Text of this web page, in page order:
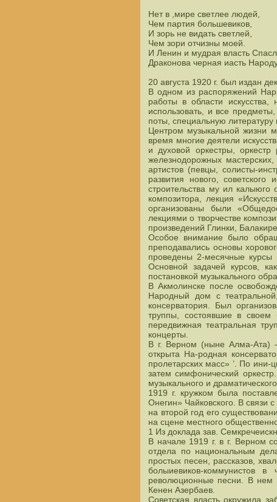
Нет в ,мире светлее людей,
Чем партия большевиков,
И зорь не видать светлей,
Чем зори отчизны моей.
И Ленин и мудрая власть
Драконова черная иасть
20 августа 1920 г. был издан
В одном из распоряжений
работы в области
использовать, и все
поты, специальную литературу
Центром музыкальной жизни
время многие деятели
и духовой оркестры,
железнодорожных
артистов (певцы, солисты-
развития нового,
строительства му ил
композитора, лекция
организованы были
лекциями о творчестве
произведений Глинки,
Особое внимание было
преподавались основы
проведены 2-месячные курсы
Основной задачей курсов,
постановкой музыкального
В Акмолинске после
Народный дом с
консерватория. Был
труппы, состоявшие в своем
передвижная театральная
концерты.
В г. Верном (ныне Алма-Ата)
открыта На-родная
пролетарских масс» ’. По ини-
затем симфонический
музыкального и
1919 г. кружком была
Онегин» Чайковского. В связи
на второй год его
на сцене местного
1 Из доклада зав.
В начале 1919 г. в г. Верном
отдела по национальным
простых песен, рассказов,
болыиевиков-коммунистов
революционные песни. В нем
Кенен Азербаев.
Советская власть окружила